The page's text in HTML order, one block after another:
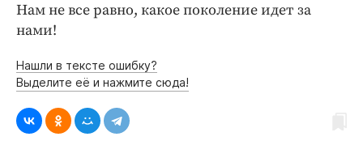
Нам не все равно, какое поколение идет за
нами!
Нашли в тексте ошибку?
Выделите её и нажмите сюда!